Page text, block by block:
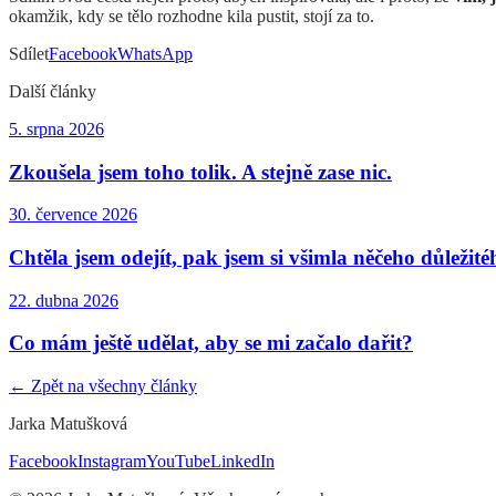
okamžik, kdy se tělo rozhodne kila pustit, stojí za to.
SdíletFacebookWhatsApp
Další články
5. srpna 2026
Zkoušela jsem toho tolik. A stejně zase nic.
30. července 2026
Chtěla jsem odejít, pak jsem si všimla něčeho
22. dubna 2026
Co mám ještě udělat, aby se mi začalo dařit?
← Zpět na všechny články
Jarka Matušková
FacebookInstagramYouTubeLinkedIn